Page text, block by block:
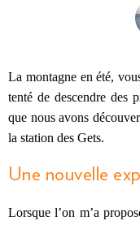
La montagne en été,
tenté de descendre des
que nous avons
la station des Gets.
Une nouvelle
Lorsque l’on m’a